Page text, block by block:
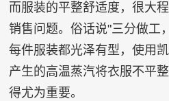
而服装的平整舒适度，很大
销售问题。俗话说"三分做工
每件服装都光泽有型，使用
产生的高温蒸汽将衣服不平
得尤为重要。